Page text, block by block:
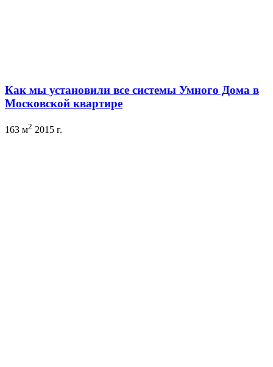
Как мы установили все системы Умного Дома в
Московской квартире
163 м2 2015 г.